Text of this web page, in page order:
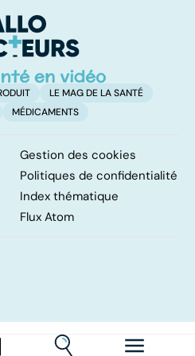
LE MAG DE LA SANTÉ
MÉDICAMENTS
Gestion des cookies
Politiques de confidentialité
Index thématique
Flux Atom